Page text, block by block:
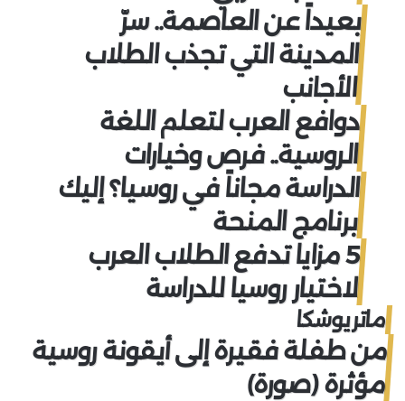
بعيداً عن العاصمة.. سرّ
المدينة التي تجذب الطلاب
الأجانب
دوافع العرب لتعلم اللغة
الروسية.. فرص وخيارات
الدراسة مجاناً في روسيا؟ إليك
برنامج المنحة
5 مزايا تدفع الطلاب العرب
لاختيار روسيا للدراسة
ماتريوشكا
من طفلة فقيرة إلى أيقونة روسية
مؤثرة (صورة)